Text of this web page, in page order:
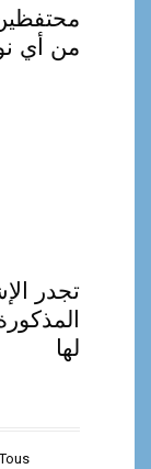
من أي
تجدر
لها
Tous